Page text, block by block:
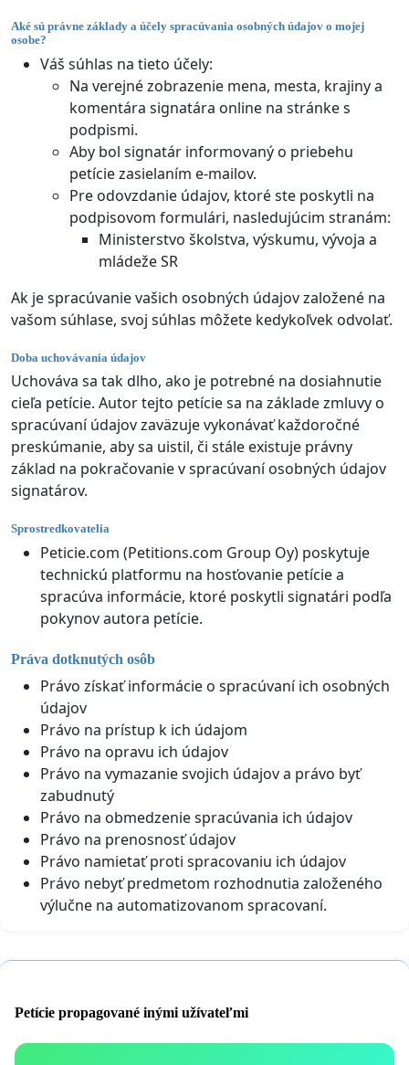
Aké sú právne základy a účely spracúvania osobných údajov o mojej
osobe?
Váš súhlas na tieto účely:
Na verejné zobrazenie mena, mesta, krajiny a
komentára signatára online na stránke s
podpismi.
Aby bol signatár informovaný o priebehu
petície zasielaním e-mailov.
Pre odovzdanie údajov, ktoré ste poskytli na
podpisovom formulári, nasledujúcim stranám:
Ministerstvo školstva, výskumu, vývoja a
mládeže SR
Ak je spracúvanie vašich osobných údajov založené na
vašom súhlase, svoj súhlas môžete kedykoľvek odvolať.
Doba uchovávania údajov
Uchováva sa tak dlho, ako je potrebné na dosiahnutie
cieľa petície. Autor tejto petície sa na základe zmluvy o
spracúvaní údajov zaväzuje vykonávať každoročné
preskúmanie, aby sa uistil, či stále existuje právny
základ na pokračovanie v spracúvaní osobných údajov
signatárov.
Sprostredkovatelia
Peticie.com (Petitions.com Group Oy) poskytuje
technickú platformu na hosťovanie petície a
spracúva informácie, ktoré poskytli signatári podľa
pokynov autora petície.
Práva dotknutých osôb
Právo získať informácie o spracúvaní ich osobných
údajov
Právo na prístup k ich údajom
Právo na opravu ich údajov
Právo na vymazanie svojich údajov a právo byť
zabudnutý
Právo na obmedzenie spracúvania ich údajov
Právo na prenosnosť údajov
Právo namietať proti spracovaniu ich údajov
Právo nebyť predmetom rozhodnutia založeného
výlučne na automatizovanom spracovaní.
Petície propagované inými užívateľmi